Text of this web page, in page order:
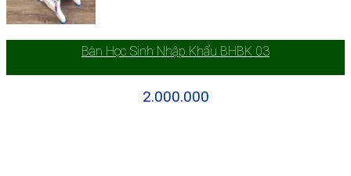
Bàn Học Sinh Nhập Khẩu BHBK 03
2.000.000